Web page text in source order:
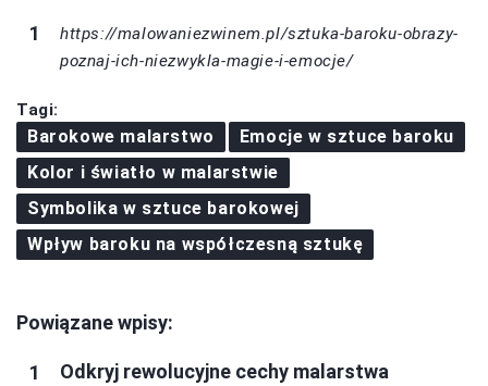
https://malowaniezwinem.pl/sztuka-baroku-obrazy-
poznaj-ich-niezwykla-magie-i-emocje/
Tagi:
Barokowe malarstwo
Emocje w sztuce baroku
Kolor i światło w malarstwie
Symbolika w sztuce barokowej
Wpływ baroku na współczesną sztukę
Powiązane wpisy:
Odkryj rewolucyjne cechy malarstwa